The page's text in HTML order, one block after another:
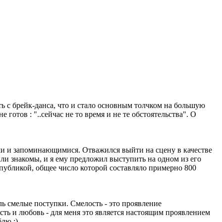
с брейк-данса, что и стало основным толчком на большую
: "..сейчас не то время и не те обстоятельства". О
и запоминающимися. Отважился выйти на сцену в качестве
знакомы, и я ему предложил выступить на одном из его
общее число которой составляло примерно 800
смелые поступки. Смелость - это проявление
и любовь - для меня это является настоящим проявлением